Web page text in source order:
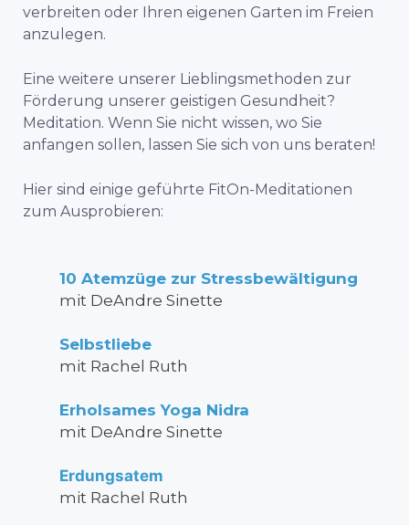
verbreiten oder Ihren eigenen Garten im Freien
anzulegen.
Eine weitere unserer Lieblingsmethoden zur
Förderung unserer geistigen Gesundheit?
Meditation. Wenn Sie nicht wissen, wo Sie
anfangen sollen, lassen Sie sich von uns beraten!
Hier sind einige geführte FitOn-Meditationen
zum Ausprobieren:
10 Atemzüge zur Stressbewältigung
mit DeAndre Sinette
Selbstliebe
mit Rachel Ruth
Erholsames Yoga Nidra
mit DeAndre Sinette
Erdungsatem
mit Rachel Ruth